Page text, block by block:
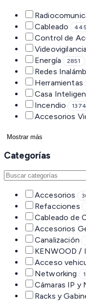
Cableado
Control de
Videovigilancia
Energía 2851
Redes
Herramientas
Casa
Incendio 1374
Accesorios
Mostrar más
Categorías
Accesorios
Refacciones
Cableado de
Accesorios
Canalización
KENWOOD /
Acceso
Networking
Cámaras IP y
Racks y